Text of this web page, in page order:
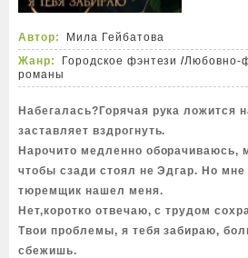
Автор:
Мила Гейбатова
Жанр:
Городское фэнтези /Любовно-
романы
Набегалась?Горячая рука ложится
заставляет вздрогнуть.
Нарочито медленно
чтобы сзади стоял не Эдгар. Но мне
тюремщик нашел меня.
Нет,коротко отвечаю, с трудом
Твои проблемы, я тебя забираю,
сбежишь.